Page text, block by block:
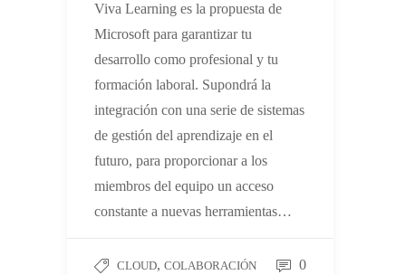
Viva Learning es la propuesta de
Microsoft para garantizar tu
desarrollo como profesional y tu
formación laboral. Supondrá la
integración con una serie de sistemas
de gestión del aprendizaje en el
futuro, para proporcionar a los
miembros del equipo un acceso
constante a nuevas herramientas…
CLOUD, COLABORACIÓN 0